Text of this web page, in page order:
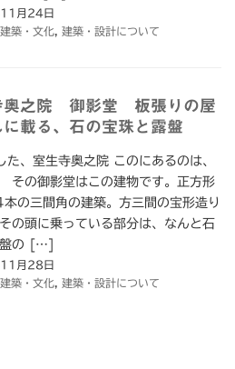
月24日
築・文化 建築・設計について
之院 御影堂 板張りの屋
載る、石の宝珠と露盤
た、室生寺奥之院 このにあるのは、
その御影堂はこの建物です。正方形
の三間角の建築。方三間の宝形造り
の頭に乗っている部分は、なんと石
盤の […]
月28日
築・文化 建築・設計について